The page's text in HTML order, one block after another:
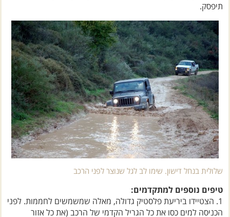
שלולית בנחל דישון. שימו לב לגל שנוצר לפני הרכב
טיפים נוספים למתקדמים:
1. הצטיידו ביריעת פלסטיק גדולה, מאלה שמשמשים לחממות. לפני
הכניסה למים כסו את כל הגריל הקדמי של הרכב (את כל אזור
ה"רדיאטור" שבין שני פנסי החזית). הצמידו את היריעה למקום